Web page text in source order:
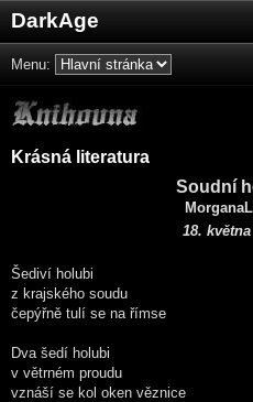
DarkAge
Menu:
Krásná literatura
Soudní
18. května
Šediví holubi
z krajského soudu
čepýřně tulí se na římse
Dva šedí holubi
v větrném proudu
vznáší se kol oken věznice